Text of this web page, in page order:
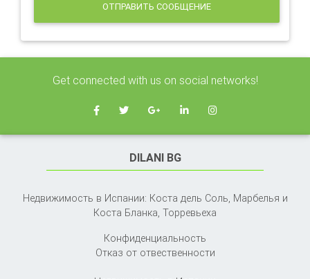
ОТПРАВИТЬ СООБЩЕНИЕ
Get connected with us on social networks!
DILANI BG
Недвижимость в Испании: Коста дель Соль, Марбелья и
Коста Бланка, Торревьеха
Конфиденциальность
Отказ от отвественности